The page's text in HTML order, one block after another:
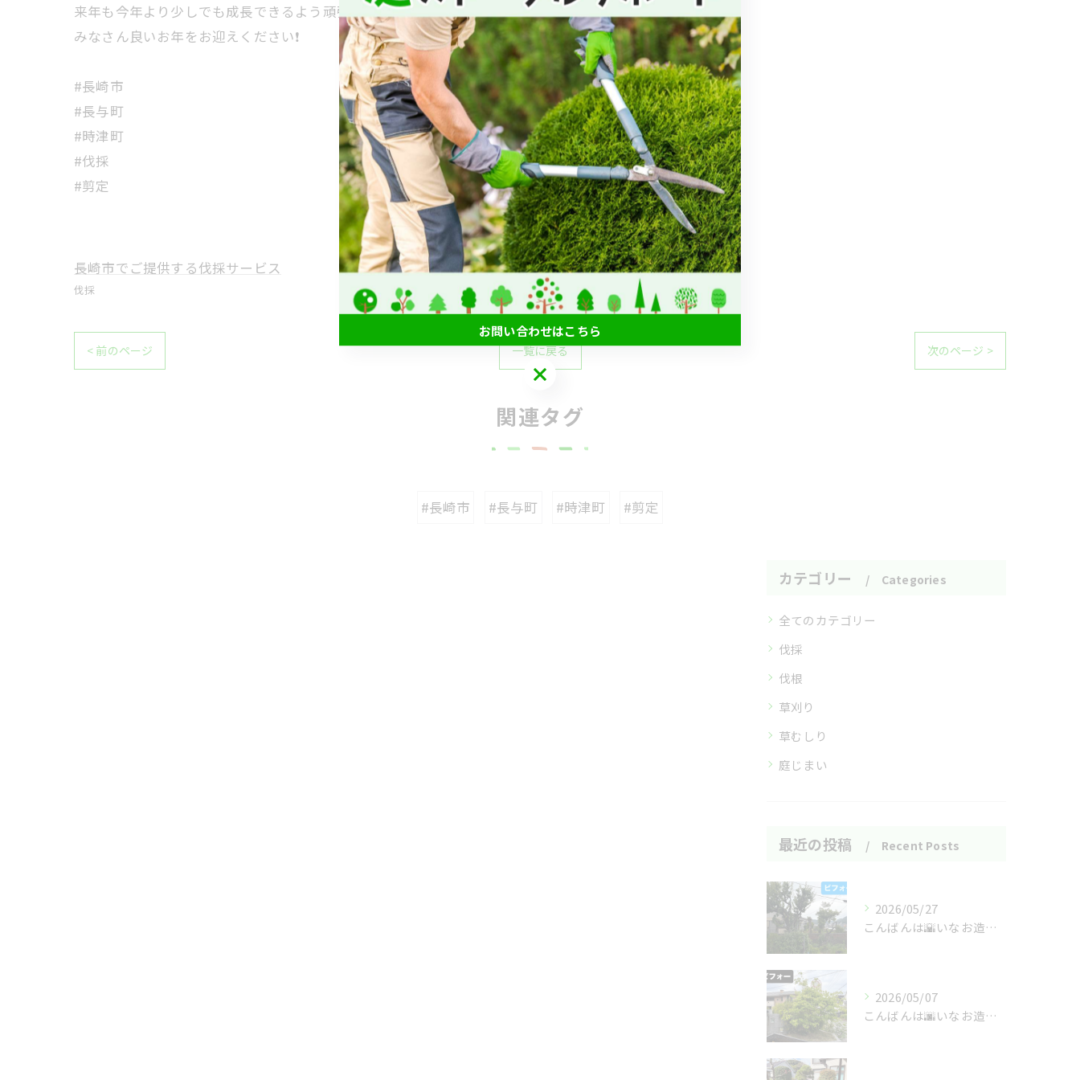
来年も今年より少しでも成長できるよう頑張ります❗️
みなさん良いお年をお迎えください❗️
#長崎市
#長与町
#時津町
#伐採
#剪定
長崎市でご提供する伐採サービス
伐採
< 前のページ 一覧に戻る 次のページ >
関連タグ
#長崎市 #長与町 #時津町 #剪定
カテゴリー Categories
全てのカテゴリー
伐採
伐根
草刈り
草むしり
庭じまい
最近の投稿 Recent Posts
2026/05/27
こんばんは🌇いなお造園です❗️
2026/05/07
こんばんは🌆いなお造園です❗️
お問い合わせはこちら
お問い合わせはこちら